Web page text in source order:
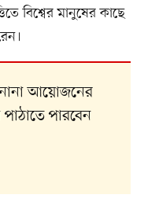
বিশ্বের মানুষের কাছে
আয়োজনের
পারবেন